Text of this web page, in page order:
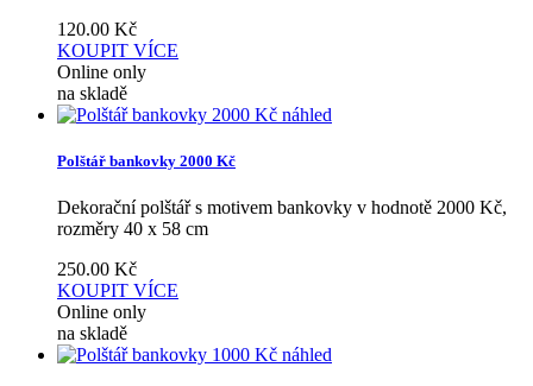
120.00 Kč
KOUPIT VÍCE
Online only
na skladě
náhled
Polštář bankovky 2000 Kč
Dekorační polštář s motivem bankovky v hodnotě 2000 Kč,
rozměry 40 x 58 cm
250.00 Kč
KOUPIT VÍCE
Online only
na skladě
náhled